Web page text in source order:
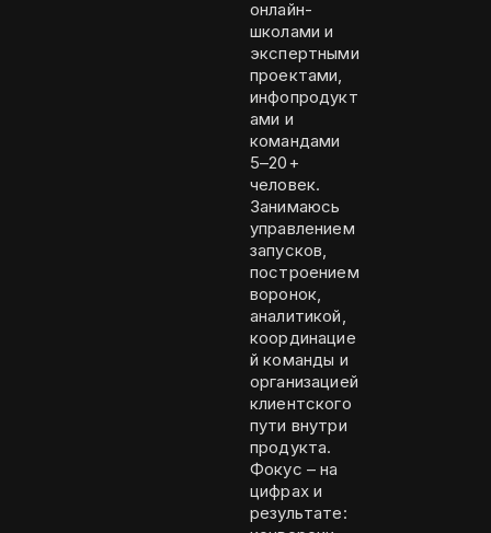
онлайн-
школами и
экспертными
проектами,
инфопродукт
ами и
командами
5–20+
человек.
Занимаюсь
управлением
запусков,
построением
воронок,
аналитикой,
координацие
й команды и
организацией
клиентского
пути внутри
продукта.
Фокус – на
цифрах и
результате: